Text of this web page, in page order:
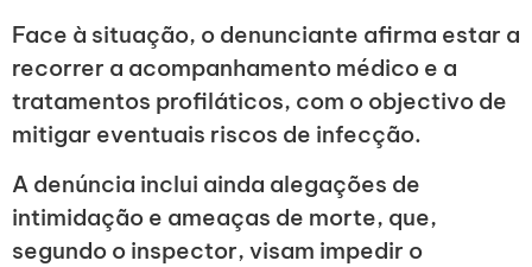
Face à situação, o denunciante afirma estar a
recorrer a acompanhamento médico e a
tratamentos profiláticos, com o objectivo de
mitigar eventuais riscos de infecção.
A denúncia inclui ainda alegações de
intimidação e ameaças de morte, que,
segundo o inspector, visam impedir o